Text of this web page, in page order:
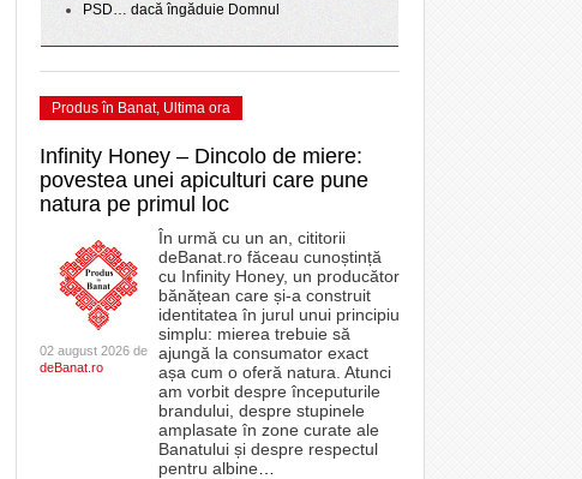
PSD… dacă îngăduie Domnul
Produs în Banat, Ultima ora
Infinity Honey – Dincolo de miere:
povestea unei apiculturi care pune
natura pe primul loc
02 august 2026 de
deBanat.ro
În urmă cu un an, cititorii
deBanat.ro făceau cunoștință
cu Infinity Honey, un producător
bănățean care și-a construit
identitatea în jurul unui principiu
simplu: mierea trebuie să
ajungă la consumator exact
așa cum o oferă natura. Atunci
am vorbit despre începuturile
brandului, despre stupinele
amplasate în zone curate ale
Banatului și despre respectul
pentru albine